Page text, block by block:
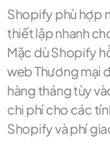
Shopify phù hợp
thiết lập nhanh
Mặc dù Shopify
web Thương mại
hàng tháng tùy
chi phí cho các
Shopify và phí